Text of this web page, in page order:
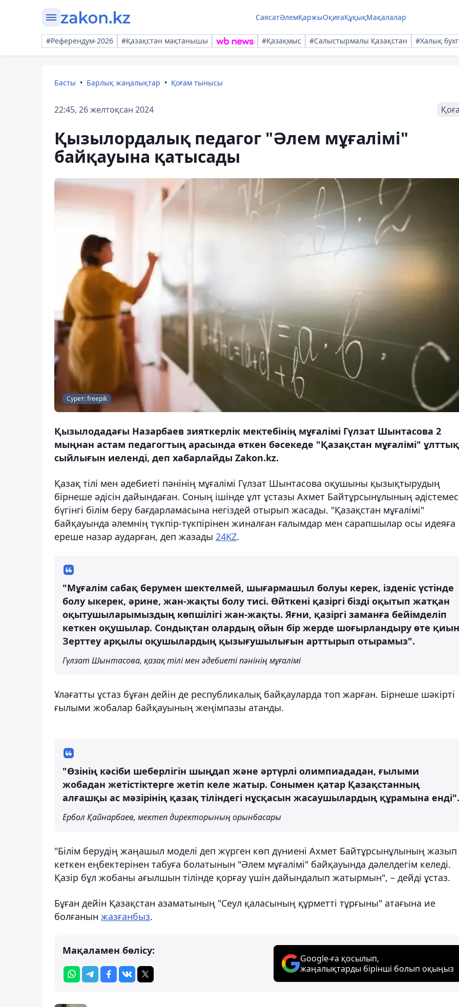
СаясатӘлемҚаржыОқиғаҚұқықМақалалар
#Референдум-2026 #Қазақстан мақтанышы #Қазақмыс #Салыстырмалы Қазақстан #Халық
Басты Барлық жаңалықтар Қоғам тынысы
22:45, 26 желтоқсан 2024
Қызылордалық педагог "Әлем мұғалімі"
байқауына қатысады
Сурет: freepik
Қызылодадағы Назарбаев зияткерлік мектебінің мұғалімі Гүлзат Шынтасова 2
мыңнан астам педагогтың арасында өткен бәсекеде "Қазақстан мұғалімі" ұлттық
сыйлығын иеленді, деп хабарлайды Zakon.kz.
Қазақ тілі мен әдебиеті пәнінің мұғалімі Гүлзат Шынтасова оқушыны қызықтырудың
бірнеше әдісін дайындаған. Соның ішінде ұлт ұстазы Ахмет Байтұрсынұлының
бүгінгі білім беру бағдарламасына негіздей отырып жасады. "Қазақстан мұғалімі"
байқауында әлемнің түкпір-түкпірінен жиналған ғалымдар мен сарапшылар осы идеяға
ереше назар аударған, деп жазады 24KZ.
"Мұғалім сабақ берумен шектелмей, шығармашыл болуы керек, ізденіс үстінде
болу ыкерек, әрине, жан-жақты болу тисі. Өйткені қазіргі бізді оқытып жатқан
оқытушыларымыздың көпшілігі жан-жақты. Яғни, қазіргі заманға бейімделіп
кеткен оқушылар. Сондықтан олардың ойын бір жерде шоғырландыру өте
Зерттеу арқылы оқушылардың қызығушылығын арттырып отырамыз".
Гүлзат Шынтасова, қазақ тілі мен әдебиеті пәнінің мұғалімі
Ұлағатты ұстаз бұған дейін де республикалық байқауларда топ жарған. Бірнеше шәкірті
ғылыми жобалар байқауының жеңімпазы атанды.
"Өзінің кәсіби шеберлігін шыңдап және әртүрлі олимпиададан, ғылыми
жобадан жетістіктерге жетіп келе жатыр. Сонымен қатар Қазақстанның
алғашқы ас мәзірінің қазақ тіліндегі нұсқасын жасаушылардың құрамына енді".
Ербол Қайнарбаев, мектеп директорының орынбасары
"Білім берудің жаңашыл моделі деп жүрген көп дүниені Ахмет Байтұрсынұлының жазып
кеткен еңбектерінен табуға болатынын "Әлем мұғалімі" байқауында дәлелдегім келеді.
Қазір бұл жобаны ағылшын тілінде қорғау үшін дайындалып жатырмын", – дейді ұстаз.
Бұған дейін Қазақстан азаматының "Сеул қаласының құрметті тұрғыны" атағына ие
болғанын жазғанбыз.
Мақаламен бөлісу:
Google-ға қосылып,
жаңалықтарды бірінші болып оқыңыз